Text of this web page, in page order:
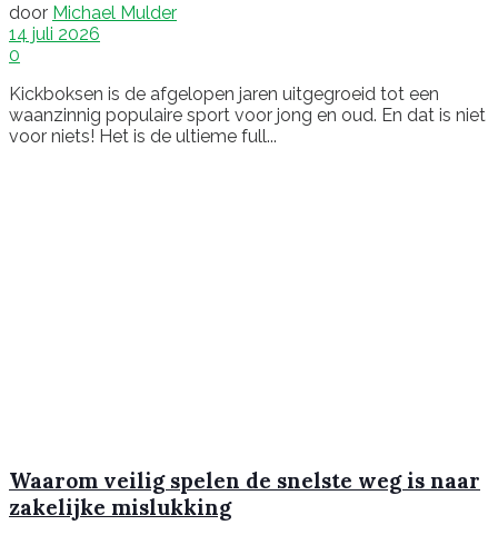
door Michael Mulder
14 juli 2026
0
Kickboksen is de afgelopen jaren uitgegroeid tot een
waanzinnig populaire sport voor jong en oud. En dat is niet
voor niets! Het is de ultieme full...
Waarom veilig spelen de snelste weg is naar
zakelijke mislukking